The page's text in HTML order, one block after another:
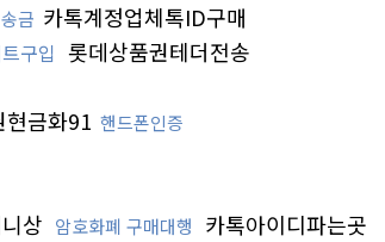
금 카톡계정업체톡ID구매
구입 롯데상품권테더전송
현금화91 핸드폰인증
상 암호화폐 구매대행 카톡아이디파는곳